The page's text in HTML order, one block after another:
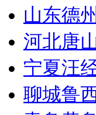
山东德
河北唐
宁夏汪
聊城鲁